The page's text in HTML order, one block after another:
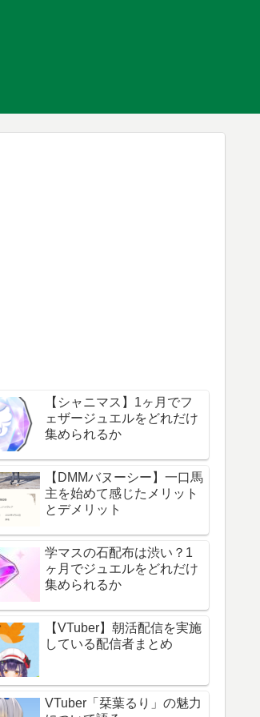
【シャニマス】1ヶ月でフ
ェザージュエルをどれだけ
集められるか
【DMMバヌーシー】一口馬
主を始めて感じたメリット
とデメリット
学マスの石配布は渋い？1
ヶ月でジュエルをどれだけ
集められるか
【VTuber】朝活配信を実施
している配信者まとめ
VTuber「栞葉るり」の魅力